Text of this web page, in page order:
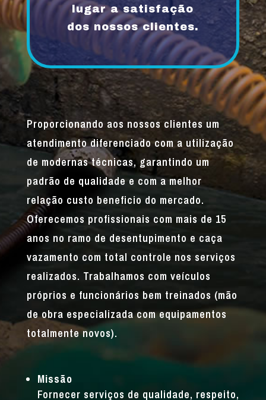
lugar a satisfação
dos nossos clientes.
Proporcionando aos nossos clientes um
atendimento diferenciado com a utilização
de modernas técnicas, garantindo um
padrão de qualidade e com a melhor
relação custo beneficio do mercado.
Oferecemos profissionais com mais de 15
anos no ramo de desentupimento e caça
vazamento com total controle nos serviços
realizados. Trabalhamos com veículos
próprios e funcionários bem treinados (mão
de obra especializada com equipamentos
totalmente novos).
Missão
Fornecer serviços de qualidade, respeito,